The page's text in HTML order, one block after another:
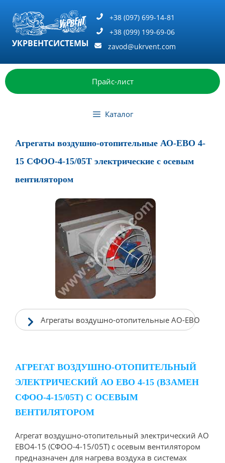
содержимому
УКРВЕНТСИСТЕМЫ
+38 (097) 699-14-81
+38 (099) 199-69-06
zavod@ukrvent.com
Прайс-лист
Каталог
Агрегаты воздушно-отопительные АО-ЕВО 4-
15 СФОО-4-15/05Т электрические с осевым
вентилятором
Агрегаты воздушно-отопительные АО-ЕВО
АГРЕГАТ ВОЗДУШНО-ОТОПИТЕЛЬНЫЙ
ЭЛЕКТРИЧЕСКИЙ АО ЕВО 4-15 (ВЗАМЕН
СФОО-4-15/05Т) С ОСЕВЫМ
ВЕНТИЛЯТОРОМ
Агрегат воздушно-отопительный электрический АО
ЕВО4-15 (СФОО-4-15/05Т) с осевым вентилятором
предназначен для нагрева воздуха в системах